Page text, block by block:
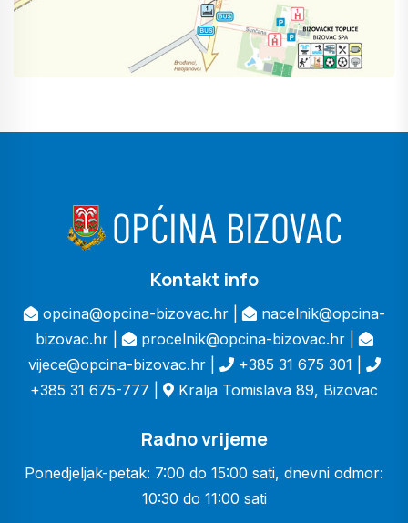
Kontakt info
opcina@opcina-bizovac.hr |
nacelnik@opcina-
bizovac.hr |
procelnik@opcina-bizovac.hr |
vijece@opcina-bizovac.hr |
+385 31 675 301 |
+385 31 675-777 |
Kralja Tomislava 89, Bizovac
Radno vrijeme
Ponedjeljak-petak: 7:00 do 15:00 sati, dnevni odmor:
10:30 do 11:00 sati